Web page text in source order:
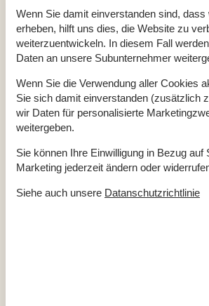
Anzahl Badezimmer
Anzahl Schlafzimmer 4
Badeland
Baujahr 1991
Deutsche Kanäle
Energiehaus
Haustier erlaubt
Hoch Geschwindigkeits Internet
Hochstuhl
Internet
Luft/Wasser Wärmepumpe
Nichtraucher
Renoviert 2012
Wohnfläche in m² 139 m²
Überdachte Terrasse
Wenn Sie damit einverstanden sind,
erheben, hilft uns dies, die Website zu
weiterzuentwickeln. In diesem Fall
Daten an unsere Subunternehmer
Wenn Sie die Verwendung aller Cookies
Sie sich damit einverstanden (zusätzlich
wir Daten für personalisierte
weitergeben.
Sie können Ihre Einwilligung in Bezug auf
Marketing jederzeit ändern oder
Siehe auch unsere Datanschutzrichtlinie